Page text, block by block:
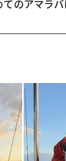
のアマラバ